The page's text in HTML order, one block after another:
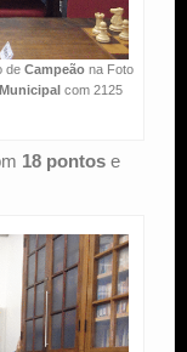
deCampeão na Foto
com 2125
18 pontos e